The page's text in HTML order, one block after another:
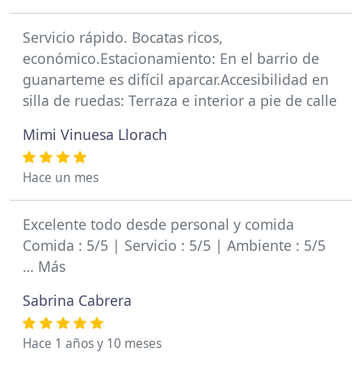
Servicio rápido. Bocatas ricos,
económico.Estacionamiento: En el barrio de
guanarteme es difícil aparcar.Accesibilidad en
silla de ruedas: Terraza e interior a pie de calle
Mimi Vinuesa Llorach
Hace un mes
Excelente todo desde personal y comida
Comida : 5/5 | Servicio : 5/5 | Ambiente : 5/5
… Más
Sabrina Cabrera
Hace 1 años y 10 meses